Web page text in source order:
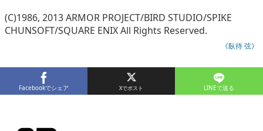
(C)1986, 2013 ARMOR PROJECT/BIRD STUDIO/SPIKE
CHUNSOFT/SQUARE ENIX All Rights Reserved.
《臥待 弦》
Facebookでシェア LINEで送る